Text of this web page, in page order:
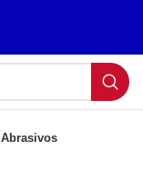
Abrasivos